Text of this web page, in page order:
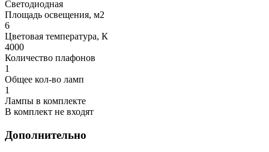
Светодиодная
Площадь освещения, м2
6
Цветовая температура, К
4000
Количество плафонов
1
Общее кол-во ламп
1
Лампы в комплекте
В комплект не входят
Дополнительно